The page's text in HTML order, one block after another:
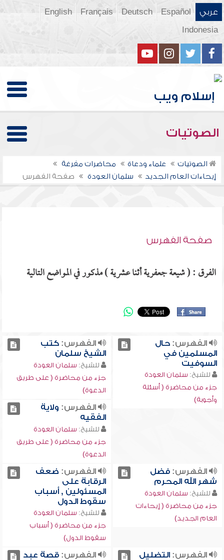
عربي Español
Deutsch
Français
English
Indonesia
الصوتيات
الصوتيات علماء ودعاة
محاضرات مفرغة
إيحاءات العام الجديد
سلمان العودة صفحة الفهرس
صفحة الفهرس
الفرق : ( شيعة جعفرية أثنا عشرية ) مذكور في المواضع التالية
الفهرس:حال
المسلمين في
السوفيت
للشيخ: سلمان العودة
جزء من محاضرة ( أسئلة
وأجوبة)
الفهرس:كتب
الشيخ سلمان
للشيخ: سلمان العودة
جزء من محاضرة ( على طريق
الدعوة)
الفهرس: ولاية
الفقيه
للشيخ: سلمان العودة
جزء من محاضرة ( على طريق
الدعوة)
الفهرس:فضل
شهر الله المحرم
للشيخ: سلمان العودة
جزء من محاضرة ( إيحاءات
العام الجديد)
الفهرس: ضعف
الرقابة على
المسئولين , أسباب
سقوط الدول
للشيخ: سلمان العودة
جزء من محاضرة ( أسباب
سقوط الدول)
الفهرس:التضليل
الفهرس:قصة عبد